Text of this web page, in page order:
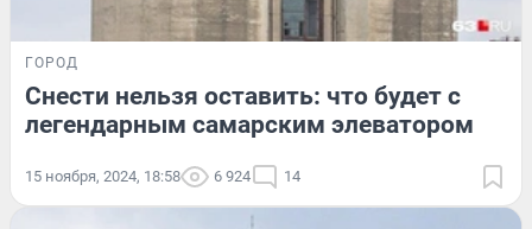
ГОРОД
Снести нельзя оставить: что будет с
легендарным самарским элеватором
15 ноября, 2024, 18:58 6 924 14